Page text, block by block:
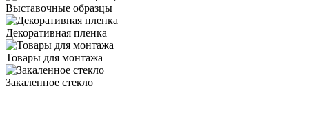
Выставочные образцы
Декоративная пленка
Товары для монтажа
Закаленное стекло